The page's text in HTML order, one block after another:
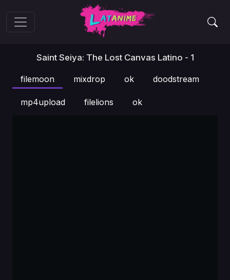
Saint Seiya: The Lost Canvas Latino - 1
filemoon mixdrop ok doodstream
mp4upload filelions ok